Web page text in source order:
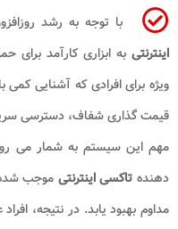
با توجه به رشد
اینترنتی به ابزاری کارآمد
ویژه برای افرادی که آشنایی
مهم این سیستم به شمار می
دهنده تاکسی اینترنتی موجب
مداوم بهبود یابد. در نتیجه،